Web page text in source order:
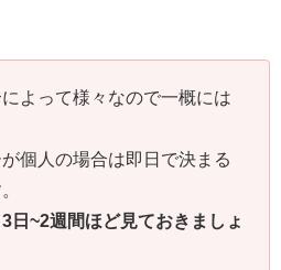
よって様々なので一概には
個人の場合は即日で決まる
日~2週間ほど見ておきましょ